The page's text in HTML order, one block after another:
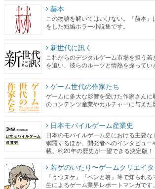
赫本
この物語を解いてはいけない。『赫本
をした短編ホラー小説集です。
新世代に訊く
これからのデジタルゲーム市場を担う
を追い、彼らのルーツと情熱を探ってい
ゲーム世代の作家たち
ゲームに多大な影響を受けた作家さん
のコンテンツ産業やカルチャーに与えた
日本モバイルゲーム産業史
日本のモバイルゲーム史における主要
網羅するほか、開発者へのインタビュ
載。約20年の歴史が一望できる決定版！
若ゲのいたり〜ゲームクリエイ
『うつヌケ』『ペンと箸』等で知られ
生によるゲーム業界レポートマンガです。